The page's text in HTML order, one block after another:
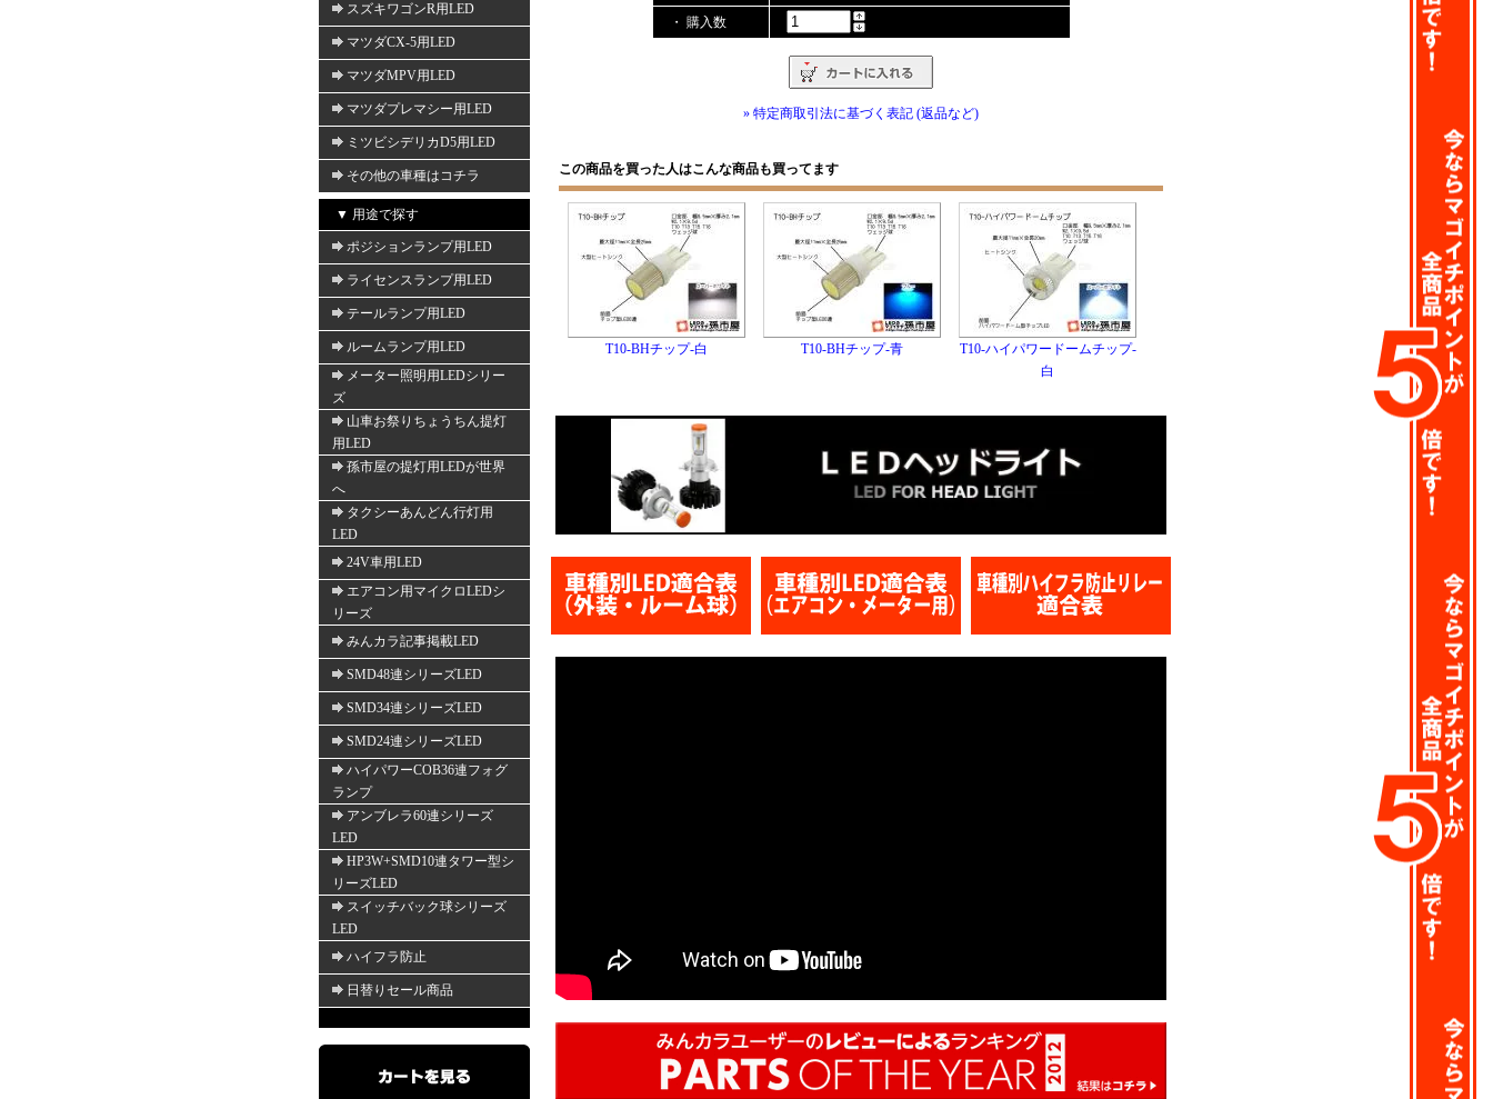
スズキワゴンR用LED
マツダCX-5用LED
マツダMPV用LED
マツダプレマシー用LED
ミツビシデリカD5用LED
その他の車種はコチラ
▼ 用途で探す
ポジションランプ用LED
ライセンスランプ用LED
テールランプ用LED
ルームランプ用LED
メーター照明用LEDシリー
ズ
山車お祭りちょうちん提灯
用LED
孫市屋の提灯用LEDが世界
へ
タクシーあんどん行灯用
LED
24V車用LED
エアコン用マイクロLEDシ
リーズ
みんカラ記事掲載LED
SMD48連シリーズLED
SMD34連シリーズLED
SMD24連シリーズLED
ハイパワーCOB36連フォグ
ランプ
アンブレラ60連シリーズ
LED
HP3W+SMD10連タワー型シ
リーズLED
スイッチバック球シリーズ
LED
ハイフラ防止
日替りセール商品
・ 購入数
» 特定商取引法に基づく表記 (返品など)
この商品を買った人はこんな商品も買ってます
T10-BHチップ-白 T10-BHチップ-青
T10-ハイパワードームチップ-
白